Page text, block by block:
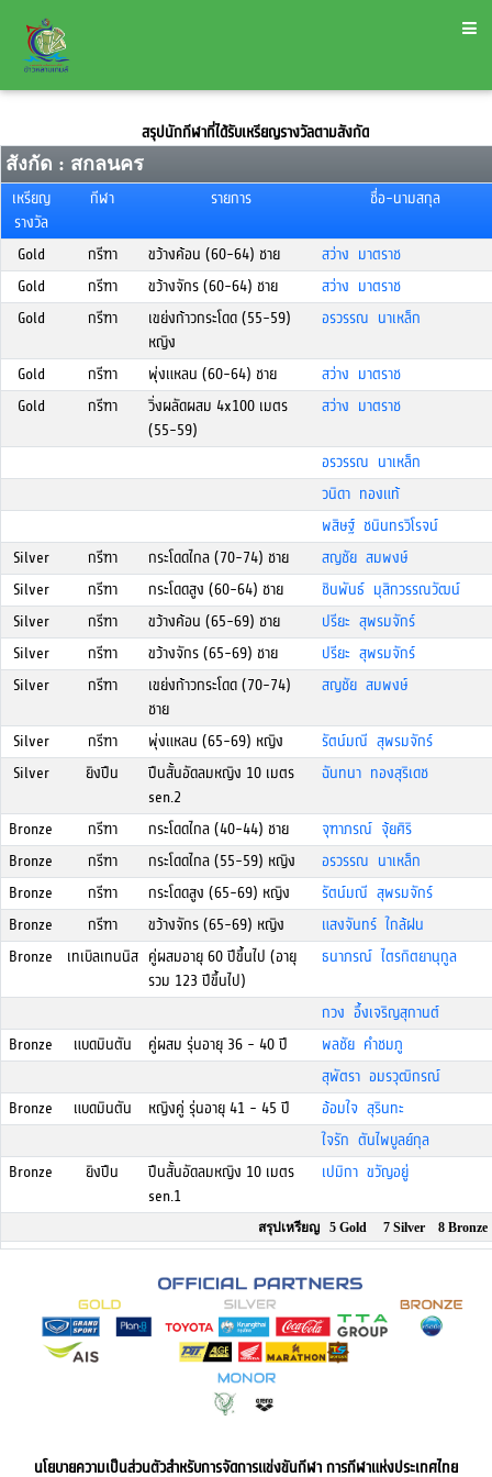
สรุปนักกีฬาที่ได้รับเหรียญรางวัลตามสังกัด
สังกัด : สกลนคร
เหรียญ
รางวัล
กีฬา รายการ ชื่อ-นามสกุล
Gold กรีฑา ขว้างค้อน (60-64) ชาย
สว่าง มาตราช
Gold
กรีฑา ขว้างจักร (60-64) ชาย
สว่าง มาตราช
Gold
กรีฑา
เขย่งก้าวกระโดด (55-59)
หญิง
อรวรรณ นาเหล็ก
Gold กรีฑา พุ่งแหลน (60-64) ชาย
สว่าง มาตราช
Gold
กรีฑา
วิ่งผลัดผสม 4x100 เมตร
(55-59)
สว่าง มาตราช
อรวรรณ นาเหล็ก
วนิดา ทองแท้
พสิษฐ์ ชนินทรวิโรจน์
Silver
กรีฑา กระโดดไกล (70-74) ชาย
สญชัย สมพงษ์
Silver
กรีฑา กระโดดสูง (60-64) ชาย
ชินพันธ์ มุสิกวรรณวัฒน์
Silver
กรีฑา ขว้างค้อน (65-69) ชาย
ปรียะ สุพรมจักร์
Silver
กรีฑา ขว้างจักร (65-69) ชาย
ปรียะ สุพรมจักร์
Silver
กรีฑา
เขย่งก้าวกระโดด (70-74)
ชาย
สญชัย สมพงษ์
Silver กรีฑา พุ่งแหลน (65-69) หญิง
รัตน์มณี สุพรมจักร์
Silver
ยิงปืน
ปืนสั้นอัดลมหญิง 10 เมตร
sen.2
ฉันทนา ทองสุริเดช
Bronze กรีฑา กระโดดไกล (40-44) ชาย
จุฑาภรณ์ จุ้ยศิริ
Bronze
กรีฑา กระโดดไกล (55-59) หญิง
อรวรรณ นาเหล็ก
Bronze
กรีฑา กระโดดสูง (65-69) หญิง
รัตน์มณี สุพรมจักร์
Bronze
กรีฑา ขว้างจักร (65-69) หญิง
แสงจันทร์ ใกล้ฝน
Bronze
เทเบิลเทนนิส คู่ผสมอายุ 60 ปีขึ้นไป (อายุ
รวม 123 ปีขึ้นไป)
ธนาภรณ์ ไตรกิตยานุกูล
กวง อึ้งเจริญสุกานต์
Bronze
แบดมินตัน คู่ผสม รุ่นอายุ 36 - 40 ปี
พลชัย คำชมภู
สุพัตรา อมรวุฒิกรณ์
Bronze
แบดมินตัน หญิงคู่ รุ่นอายุ 41 - 45 ปี
อ้อมใจ สุรินทะ
ใจรัก ตันไพบูลย์กุล
Bronze
ยิงปืน
ปืนสั้นอัดลมหญิง 10 เมตร
sen.1
เปมิกา ขวัญอยู่
สรุปเหรียญ 5 Gold 7 Silver 8 Bronze
นโยบายความเป็นส่วนตัวสำหรับการจัดการแข่งขันกีฬา การกีฬาแห่งประเทศไทย